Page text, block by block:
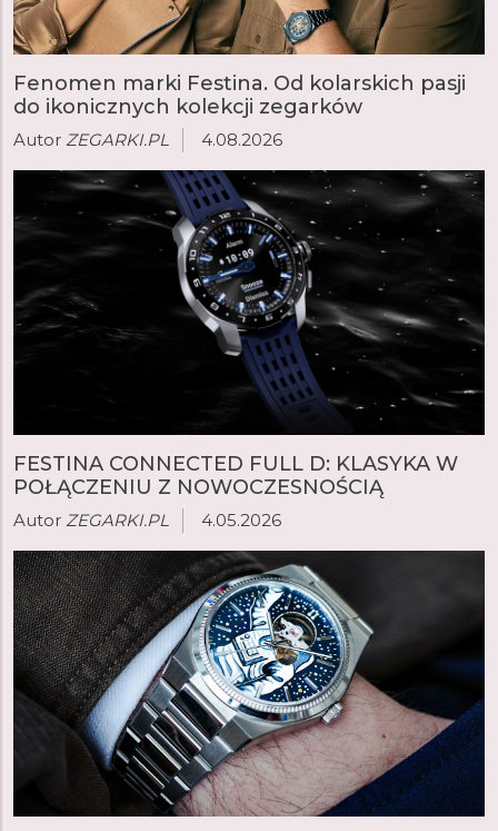
Fenomen marki Festina. Od kolarskich pasji
do ikonicznych kolekcji zegarków
Autor ZEGARKI.PL 4.08.2026
FESTINA CONNECTED FULL D: KLASYKA W
POŁĄCZENIU Z NOWOCZESNOŚCIĄ
Autor ZEGARKI.PL 4.05.2026